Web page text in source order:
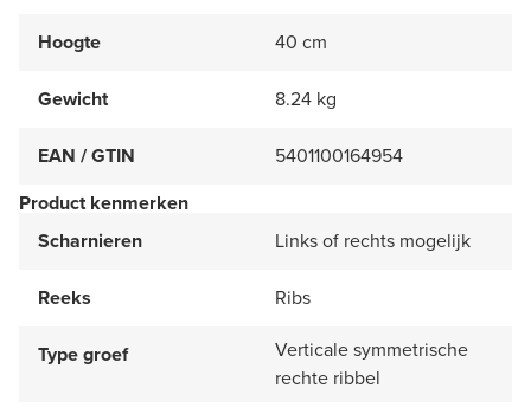
Hoogte 40 cm
Gewicht 8.24 kg
EAN / GTIN
5401100164954
Product kenmerken
Scharnieren
Links of rechts mogelijk
Reeks Ribs
Type groef
Verticale symmetrische
rechte ribbel